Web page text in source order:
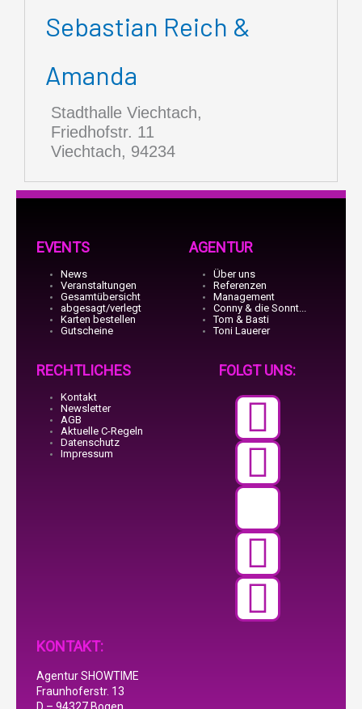
Sebastian Reich &
Amanda
Stadthalle Viechtach,
Friedhofstr. 11
Viechtach, 94234
EVENTS
News
Veranstaltungen
Gesamtübersicht
abgesagt/verlegt
Karten bestellen
Gutscheine
AGENTUR
Über uns
Referenzen
Management
Conny & die Sonnt...
Tom & Basti
Toni Lauerer
RECHTLICHES
Kontakt
Newsletter
AGB
Aktuelle C-Regeln
Datenschutz
Impressum
FOLGT UNS:
f
X-
KONTAKT:
Agentur SHOWTIME
Fraunhoferstr. 13